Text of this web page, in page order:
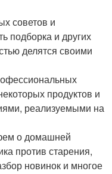
советов и
подборка и других
делятся своими
продуктов и
реализуемыми на
о домашней
против старения,
новинок и многое